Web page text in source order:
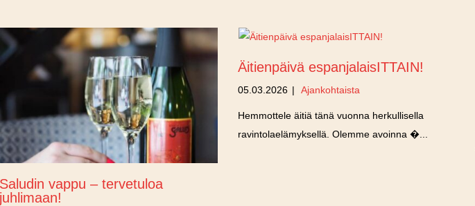
Saludin vappu – tervetuloa
juhlimaan!
Äitienpäivä espanjalaisITTAIN!
05.03.2026 | Ajankohtaista
Hemmottele äitiä tänä vuonna herkullisella
ravintolaelämyksellä. Olemme avoinna �...